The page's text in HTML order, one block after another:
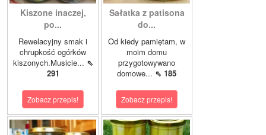
Kiszone inaczej,
po...
Rewelacyjny smak i
chrupkość ogórków
kiszonych.Musicie... ⇖
291
Zobacz przepis!
Sałatka z patisona
do...
Od kiedy pamiętam, w
moim domu
przygotowywano
domowe... ⇖ 185
Zobacz przepis!